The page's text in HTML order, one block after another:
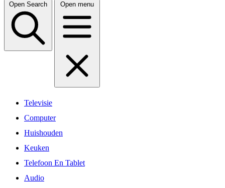
Open Search Open menu
Televisie
Computer
Huishouden
Keuken
Telefoon En Tablet
Audio